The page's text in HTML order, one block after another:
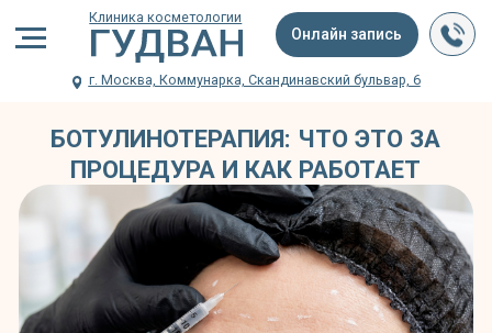
Онлайн запись
г. Москва, Коммунарка, Скандинавский бульвар, 6
Клиника косметологии